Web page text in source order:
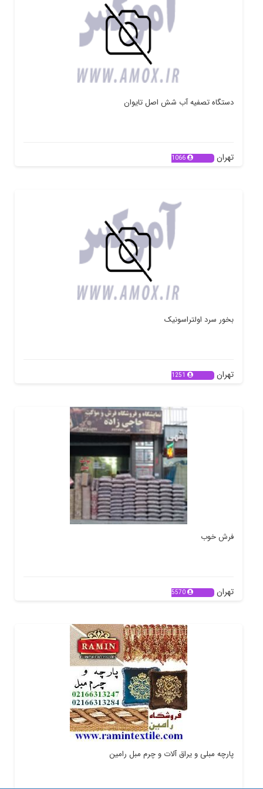
دستگاه تصفیه آب شش اصل تایوان
تهران 1066
بخور سرد اولتراسونیک
تهران 1251
فرش خوب
تهران 5570
پارچه مبلی و یراق آلات و چرم مبل رامین